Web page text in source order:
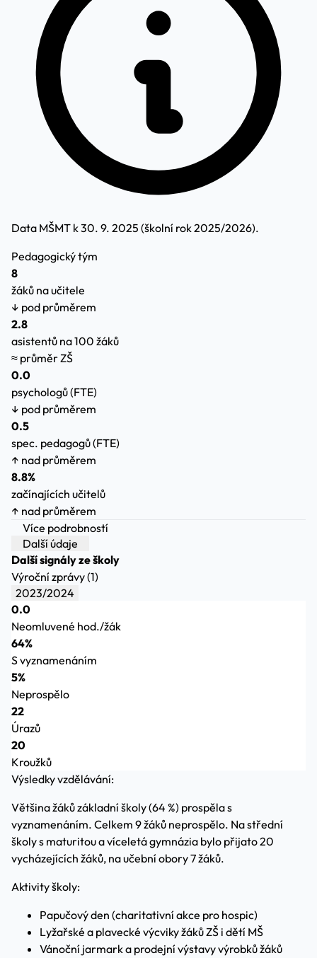
Data MŠMT k 30. 9. 2025 (školní rok 2025/2026).
Pedagogický tým
8
žáků na učitele
↓ pod průměrem
2.8
asistentů na 100 žáků
≈ průměr ZŠ
0.0
psychologů (FTE)
↓ pod průměrem
0.5
spec. pedagogů (FTE)
↑ nad průměrem
8.8%
začínajících učitelů
↑ nad průměrem
Více podrobností
Další údaje
Další signály ze školy
Výroční zprávy (1)
2023/2024
0.0
Neomluvené hod./žák
64%
S vyznamenáním
5%
Neprospělo
22
Úrazů
20
Kroužků
Výsledky vzdělávání:
Většina žáků základní školy (64 %) prospěla s
vyznamenáním. Celkem 9 žáků neprospělo. Na střední
školy s maturitou a víceletá gymnázia bylo přijato 20
vycházejících žáků, na učební obory 7 žáků.
Aktivity školy:
Papučový den (charitativní akce pro hospic)
Lyžařské a plavecké výcviky žáků ZŠ i dětí MŠ
Vánoční jarmark a prodejní výstavy výrobků žáků